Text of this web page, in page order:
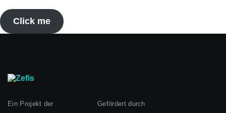
Click me
Ein Projekt der Gefördert durch